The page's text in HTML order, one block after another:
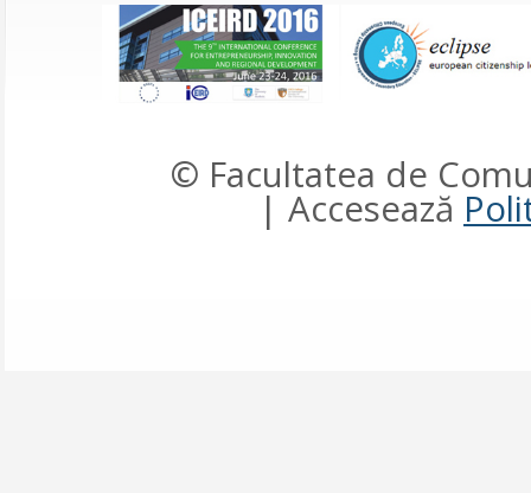
© Facultatea de
| Accesează